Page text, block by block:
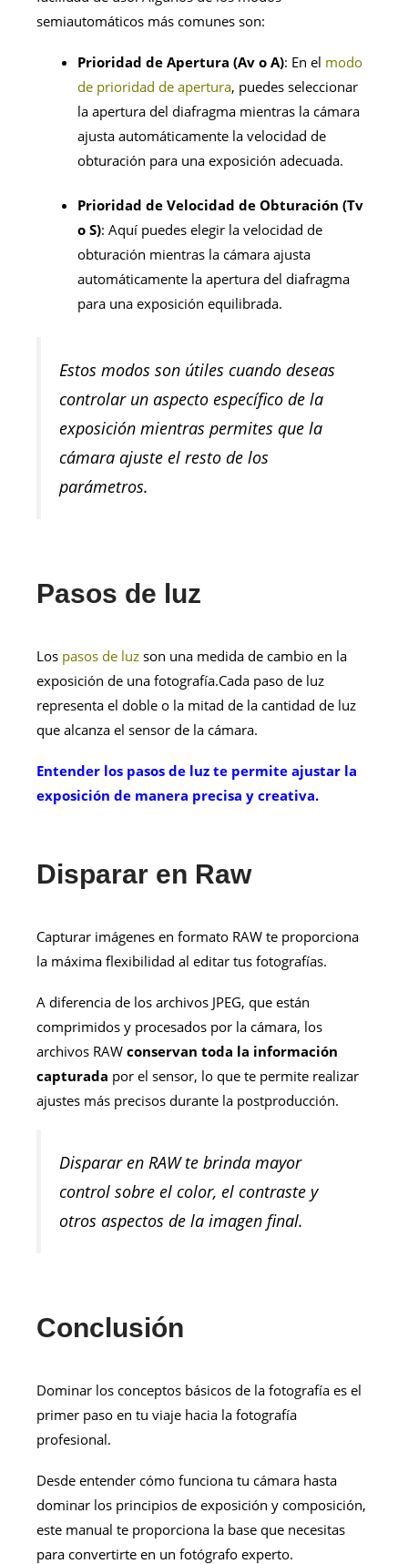
semiautomáticos más comunes son:
Prioridad de Apertura (Av o A): En el modo
de prioridad de apertura, puedes seleccionar
la apertura del diafragma mientras la cámara
ajusta automáticamente la velocidad de
obturación para una exposición adecuada.
Prioridad de Velocidad de Obturación (Tv
o S): Aquí puedes elegir la velocidad de
obturación mientras la cámara ajusta
automáticamente la apertura del diafragma
para una exposición equilibrada.
Estos modos son útiles cuando deseas
controlar un aspecto específico de la
exposición mientras permites que la
cámara ajuste el resto de los
parámetros.
Pasos de luz
Los pasos de luz son una medida de cambio en la
exposición de una fotografía.Cada paso de luz
representa el doble o la mitad de la cantidad de luz
que alcanza el sensor de la cámara.
Entender los pasos de luz te permite ajustar la
exposición de manera precisa y creativa.
Disparar en Raw
Capturar imágenes en formato RAW te proporciona
la máxima flexibilidad al editar tus fotografías.
A diferencia de los archivos JPEG, que están
comprimidos y procesados por la cámara, los
archivos RAW conservan toda la información
capturada por el sensor, lo que te permite realizar
ajustes más precisos durante la postproducción.
Disparar en RAW te brinda mayor
control sobre el color, el contraste y
otros aspectos de la imagen final.
Conclusión
Dominar los conceptos básicos de la fotografía es el
primer paso en tu viaje hacia la fotografía
profesional.
Desde entender cómo funciona tu cámara hasta
dominar los principios de exposición y composición,
este manual te proporciona la base que necesitas
para convertirte en un fotógrafo experto.